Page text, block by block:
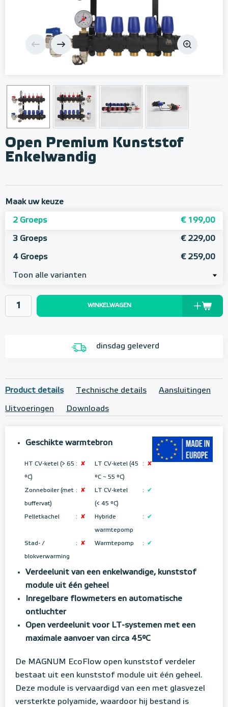
Open Premium Kunststof
Enkelwandig
Maak uw keuze
2 Groeps € 199,00
3 Groeps € 229,00
4 Groeps € 259,00
Toon alle varianten
WINKELWAGEN
dinsdag geleverd
Product details Technische details Aansluitingen
Uitvoeringen Downloads
Geschikte warmtebron
HT CV-ketel (> 65
°C)
: ✘ LT CV-ketel (45
°C ~ 55 °C)
: ✘
Zonneboiler (met
buffervat)
: ✘ LT CV-ketel
(< 45 °C)
: ✔
Pelletkachel : ✘ Hybride
warmtepomp
: ✔
Stad- /
blokverwarming
: ✘ Warmtepomp : ✔
Verdeelunit van een enkelwandige, kunststof
module uit één geheel
Inregelbare flowmeters en automatische
ontluchter
Open verdeelunit voor LT-systemen met een
maximale aanvoer van circa 45°C
De MAGNUM EcoFlow open kunststof verdeler
bestaat uit een kunststof module uit één geheel.
Deze module is vervaardigd van een met glasvezel
versterkte polyamide, waardoor hij bestand is